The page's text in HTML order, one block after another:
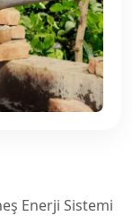
Enerji Sistemi